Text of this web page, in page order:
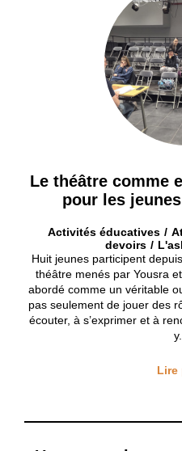
Le théâtre comme
pour les
Activités éducatives
devoirs
Huit jeunes participent
théâtre menés par Yousra
abordé comme un véritable
pas seulement de jouer des
écouter, à s’exprimer et à
y...
Lire